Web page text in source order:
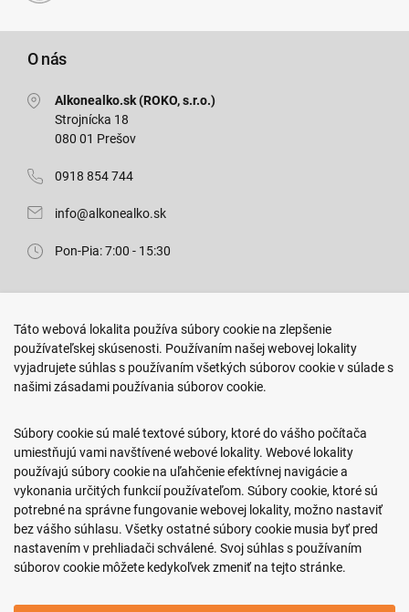
O nás
Alkonealko.sk (ROKO, s.r.o.)
Strojnícka 18
080 01 Prešov
0918 854 744
info@alkonealko.sk
Pon-Pia: 7:00 - 15:30
Arm. gen. Svobodu 23/A
080 01 Prešov
0917 466 578
sekcovpredajna@doroka.sk
Pon-Ned: 9:00 - 20:00
Podmienky nákupu
Informácie o firme
Táto webová lokalita používa súbory cookie na zlepšenie
používateľskej skúsenosti. Používaním našej webovej lokality
vyjadrujete súhlas s používaním všetkých súborov cookie v súlade s
našimi zásadami používania súborov cookie.
Súbory cookie sú malé textové súbory, ktoré do vášho počítača
umiestňujú vami navštívené webové lokality. Webové lokality
používajú súbory cookie na uľahčenie efektívnej navigácie a
vykonania určitých funkcií používateľom. Súbory cookie, ktoré sú
potrebné na správne fungovanie webovej lokality, možno nastaviť
bez vášho súhlasu. Všetky ostatné súbory cookie musia byť pred
nastavením v prehliadači schválené. Svoj súhlas s používaním
súborov cookie môžete kedykoľvek zmeniť na tejto stránke.